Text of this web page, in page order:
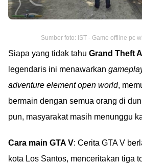
Sumber foto: IST - Game offline pc
Siapa yang tidak tahu Grand Theft
legendaris ini menawarkan
adventure element open world,
bermain dengan semua orang di
pun, masyarakat masih menunggu
Cara main GTA V: Cerita GTA V
kota Los Santos, menceritakan tiga